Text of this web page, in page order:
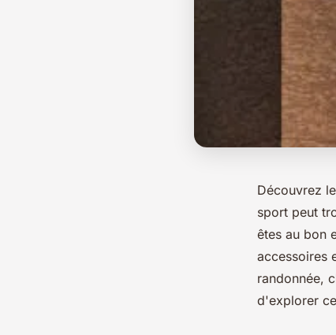
Découvrez
sport peut
êtes au bon
accessoires
randonnée,
d'explorer